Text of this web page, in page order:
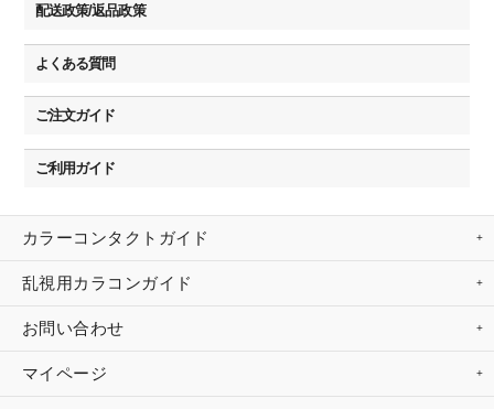
配送政策/返品政策
よくある質問
ご注文ガイド
ご利用ガイド
カラーコンタクトガイド
乱視用カラコンガイド
お問い合わせ
マイページ